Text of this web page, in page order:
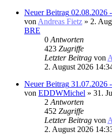
Neuer Beitrag 02.08.2026
von Andreas Fietz » 2.
BRE
0 Antworten
423 Zugriffe
Letzter Beitrag von
2. August 2026
Neuer Beitrag 31.07.2026
von EDDWMichel » 31.
2 Antworten
452 Zugriffe
Letzter Beitrag von
2. August 2026